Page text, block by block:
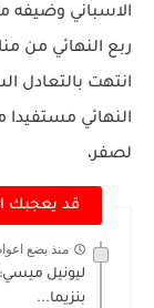
الاسباني وضيفه
ربع النهائي من
انتهت بالتعادل
النهائي مستفيدا
لصفر،
قد يعجبك
منذ بضع
ليونيل
بنزيما...